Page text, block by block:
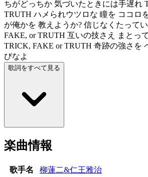
ちがどっちか 気づいたときには手遅れ
TRUTH ハメられウツロな 瞳を ココロ
が俺かを 教えようか? 信じなくたって
FAKE, or TRUTH 互いの技さえ まとっ
TRICK, FAKE or TRUTH 奇跡の強さを
びなよ
歌詞をすべて見る
楽曲情報
歌手名
柳蓮二&仁王雅治